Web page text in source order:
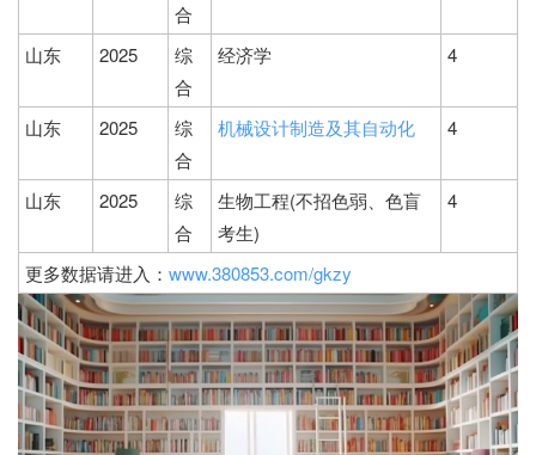
合
山东 2025
综
合
经济学 4
山东 2025
综
合
机械设计制造及其自动化 4
山东 2025
综
合
生物工程(不招色弱、色盲
考生)
4
更多数据请进入： www.380853.com/gkzy